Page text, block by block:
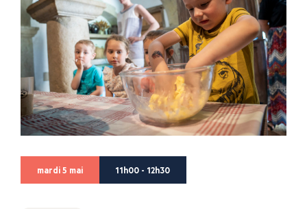
mardi 5 mai 11h00 - 12h30